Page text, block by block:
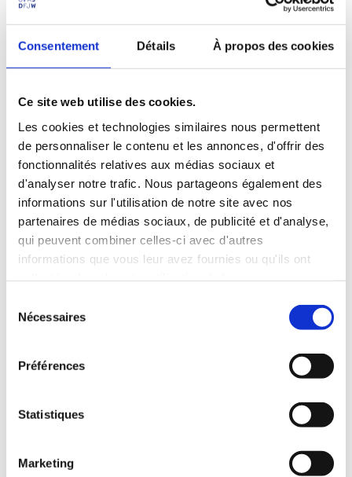
Consentement Détails À propos des cookies
Ce site web utilise des cookies.
Les cookies et technologies similaires nous permettent
de personnaliser le contenu et les annonces, d'offrir des
fonctionnalités relatives aux médias sociaux et
d'analyser notre trafic. Nous partageons également des
informations sur l'utilisation de notre site avec nos
partenaires de médias sociaux, de publicité et d'analyse,
qui peuvent combiner celles-ci avec d'autres
informations que vous leur avez fournies ou qu'ils ont
Nécessaires
Préférences
Statistiques
Marketing
Participantes et participants à la conférence du
© Pol Guillard
Les axes thématiques
Les projets éligibles au Fonds spécial Maghreb pour
l’année 2026 doivent prendre en compte au moins un des
C. Encourager les débats sur la mémoire auprès des
D. Mobiliser les jeunes pour la protection de